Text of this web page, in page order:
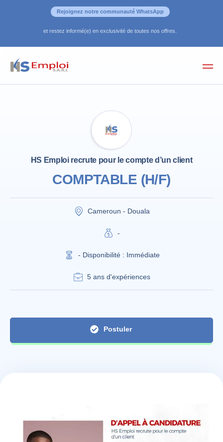
Rejoignez notre communauté WhatsApp
et restez informé(e) en exclusivité de toutes nos offres.
HS Emploi recrute pour le compte d’un client
COMPTABLE (H/F)
Cameroun - Douala
-
- Disponibilité : Immédiate
5 ans d'expériences
Postuler